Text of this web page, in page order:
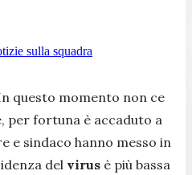
sulla squadra
questo momento non ce
per fortuna è accaduto a
e sindaco hanno messo in
del virus è più bassa